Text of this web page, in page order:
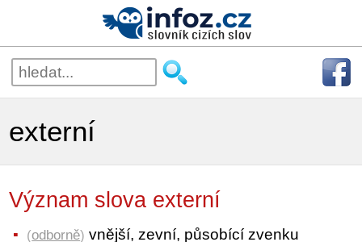
externí
Význam slova externí
(odborně) vnější, zevní, působící zvenku